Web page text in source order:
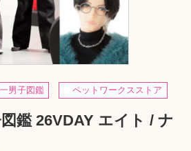
男子図鑑 ペットワークスストア
図鑑 26VDAY エイト / ナ